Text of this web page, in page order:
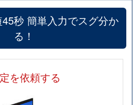
秒 簡単入力でスグ分か
る！
を依頼する